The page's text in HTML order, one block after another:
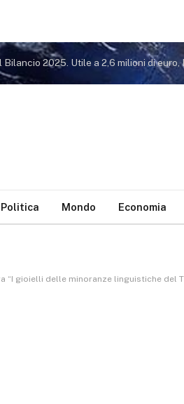
Politica Mondo Economia
“I gioielli delle minoranze linguistiche del